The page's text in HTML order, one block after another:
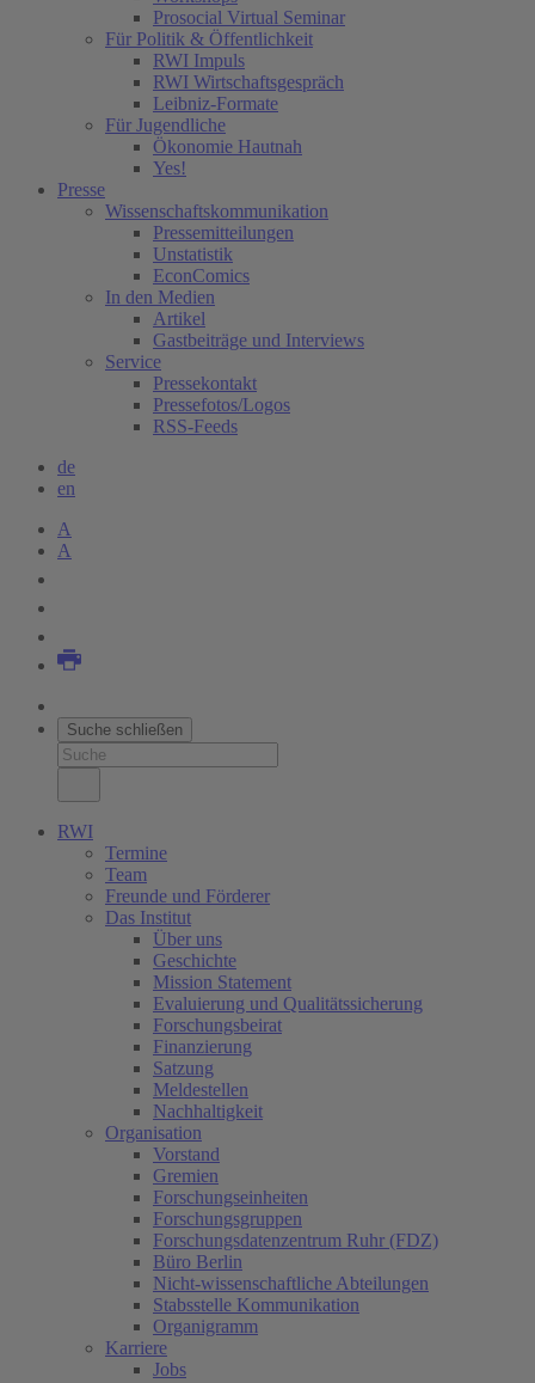
Prosocial Virtual Seminar
Für Politik & Öffentlichkeit
RWI Impuls
RWI Wirtschaftsgespräch
Leibniz-Formate
Für Jugendliche
Ökonomie Hautnah
Yes!
Presse
Wissenschaftskommunikation
Pressemitteilungen
Unstatistik
EconComics
In den Medien
Artikel
Gastbeiträge und Interviews
Service
Pressekontakt
Pressefotos/Logos
RSS-Feeds
de
en
A
A
Suche schließen
RWI
Termine
Team
Freunde und Förderer
Das Institut
Über uns
Geschichte
Mission Statement
Evaluierung und Qualitätssicherung
Forschungsbeirat
Finanzierung
Satzung
Meldestellen
Nachhaltigkeit
Organisation
Vorstand
Gremien
Forschungseinheiten
Forschungsgruppen
Forschungsdatenzentrum Ruhr (FDZ)
Büro Berlin
Nicht-wissenschaftliche Abteilungen
Stabsstelle Kommunikation
Organigramm
Karriere
Jobs